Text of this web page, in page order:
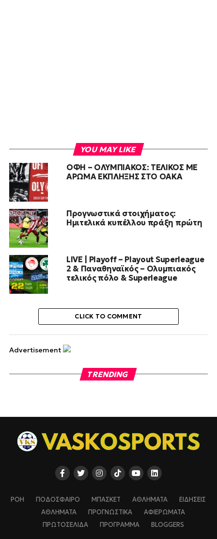
YOU MAY LIKE
ΟΦΗ – ΟΛΥΜΠΙΑΚΟΣ: ΤΕΛΙΚΟΣ ΜΕ
ΑΡΩΜΑ ΕΚΠΛΗΞΗΣ ΣΤΟ ΟΑΚΑ
Προγνωστικά στοιχήματος:
Ημιτελικά κυπέλλου πράξη πρώτη
LIVE | Playoff – Playout Superleague
2 & Παναθηναϊκός – Ολυμπιακός
τελικός πόλο & Superleague
CLICK TO COMMENT
Advertisement
TRENDING
ΡΟΗ ΠΟΔΟΣΦΑΙΡΟ ΜΠΑΣΚΕΤ ΑΘΛΗΜΑΤΑ
ΕΙΔΗΣΕΙΣ
ΑΘΛΗΜΑΤΑ
ΠΡΟΓΝΩΣΤΙΚΑ
ΑΦΙΕΡΩΜΑΤΑ
ΠΡΩΤΟΣΕΛΙΔΑ
ΠΡΟΓΡΑΜΜΑ BLOGGERS